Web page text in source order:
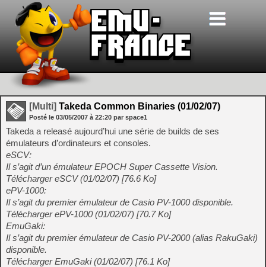
[Multi] Takeda Common Binaries (01/02/07)
Posté le 03/05/2007 à 22:20 par space1
Takeda a releasé aujourd’hui une série de builds de ses
émulateurs d’ordinateurs et consoles.
eSCV:
Il s’agit d’un émulateur EPOCH Super Cassette Vision.
Télécharger eSCV (01/02/07) [76.6 Ko]
ePV-1000:
Il s’agit du premier émulateur de Casio PV-1000 disponible.
Télécharger ePV-1000 (01/02/07) [70.7 Ko]
EmuGaki:
Il s’agit du premier émulateur de Casio PV-2000 (alias RakuGaki)
disponible.
Télécharger EmuGaki (01/02/07) [76.1 Ko]